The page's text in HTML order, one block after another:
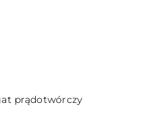
prądotwórczy